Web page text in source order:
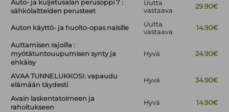
Auto- ja kuljetusalan perusoppi 7 :
sähkölaitteiden perusteet
Uutta
vastaava
29.90€
Auton käyttö- ja huolto-opas naisille
Uutta
vastaava
14.90€
Auttamisen rajoilla :
myötätuntouupumisen synty ja
ehkäisy
Hyvä 24.90€
AVAA TUNNELUKKOSI: vapaudu
elämään täydesti
Hyvä 34.90€
Avain laskentatoimeen ja
rahoitukseen
Hyvä 14.90€